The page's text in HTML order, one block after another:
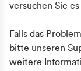
versuchen Sie
Falls das
bitte unseren
weitere